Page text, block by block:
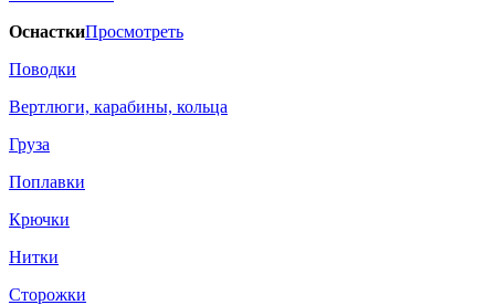
ОснасткиПросмотреть
Поводки
Вертлюги, карабины, кольца
Груза
Поплавки
Крючки
Нитки
Сторожки